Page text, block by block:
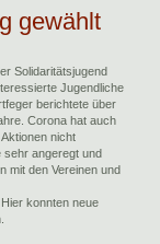
gewählt
Solidaritätsjugend
Jugendliche
berichtete über
Corona hat auch
nicht
angeregt und
mit den Vereinen und
konnten neue